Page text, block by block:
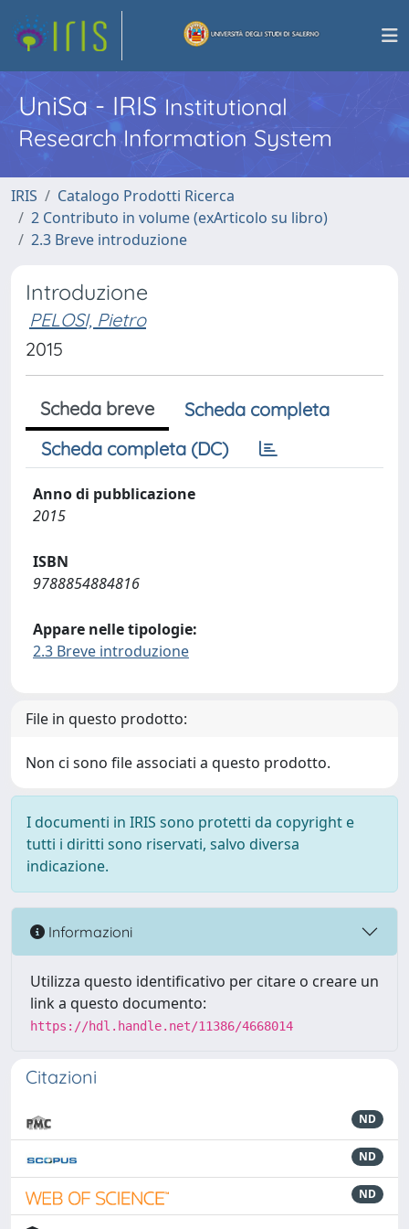
UniSa - IRISInstitutional
Research Information System
IRIS
Catalogo Prodotti Ricerca
2 Contributo in volume (exArticolo su libro)
2.3 Breve introduzione
Introduzione
PELOSI, Pietro
2015
Scheda breve
Scheda completa
Scheda completa (DC)
Anno di pubblicazione
2015
ISBN
9788854884816
Appare nelle tipologie:
2.3 Breve introduzione
File in questo prodotto:
Non ci sono file associati a questo prodotto.
I documenti in IRIS sono protetti da copyright e
tutti i diritti sono riservati, salvo diversa
indicazione.
Informazioni
Utilizza questo identificativo per citare o creare un
link a questo documento:
https://hdl.handle.net/11386/4668014
Citazioni
ND
ND
ND